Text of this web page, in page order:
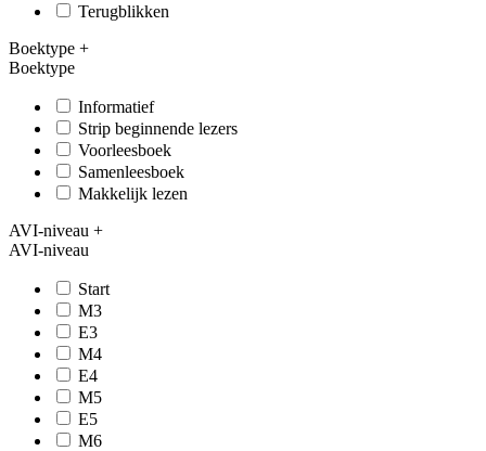
Terugblikken
Boektype +
Boektype
Informatief
Strip beginnende lezers
Voorleesboek
Samenleesboek
Makkelijk lezen
AVI-niveau +
AVI-niveau
Start
M3
E3
M4
E4
M5
E5
M6